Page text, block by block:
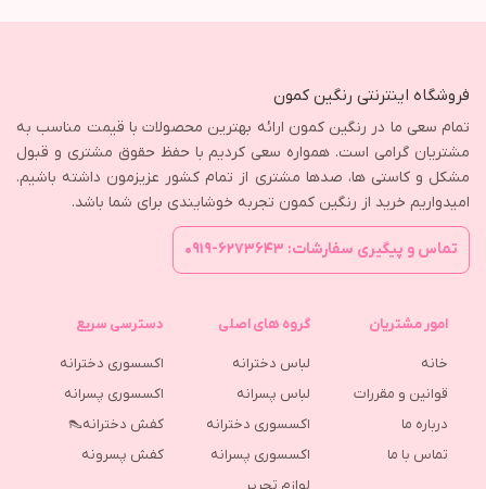
فروشگاه اینترنتی رنگین کمون
تمام سعی ما در رنگین کمون ارائه بهترین محصولات با قیمت مناسب به
مشتریان گرامی است. همواره سعی کردیم با حفظ حقوق مشتری و قبول
مشکل و کاستی ها، صدها مشتری از تمام کشور عزیزمون داشته باشیم.
امیدواریم خرید از رنگین کمون تجربه خوشایندی برای شما باشد.
تماس و پیگیری سفارشات: ۶۲۷۳۶۴۳-۰۹۱۹
امور مشتریان
خانه
قوانین و مقررات
درباره ما
تماس با ما
گروه های اصلی
لباس دخترانه
لباس پسرانه
اکسسوری دخترانه
اکسسوری پسرانه
دسترسی سریع
اکسسوری دخترانه
اکسسوری پسرانه
کفش دخترانه👠
كفش پسرونه